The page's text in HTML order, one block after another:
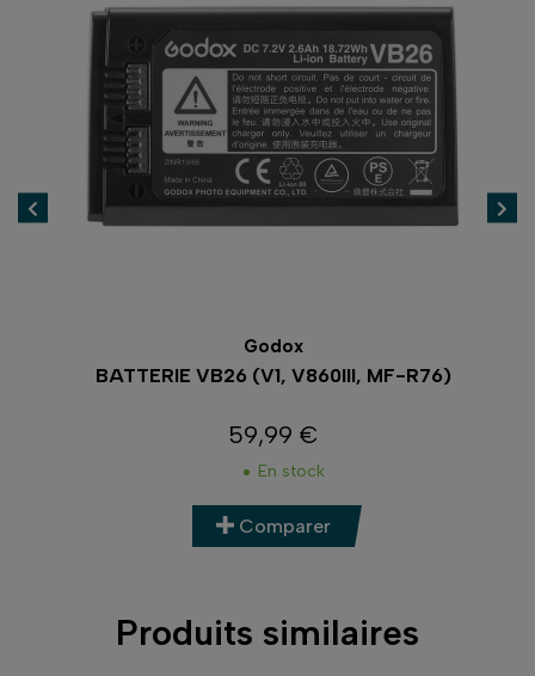
Godox
BATTERIE VB26 (V1, V860III, MF-R76)
Prix
59,99 €
En stock
Comparer
Produits similaires